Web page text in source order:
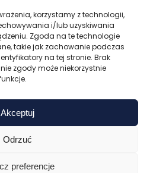
korzystamy z technologii,
i/lub uzyskiwania
Zgoda na te technologie
takie jak zachowanie podczas
na tej stronie. Brak
zgody może niekorzystnie
Akceptuj
Odrzuć
preferencje
PRYWATNOŚCI
Zaufany sprzedawca
opinie